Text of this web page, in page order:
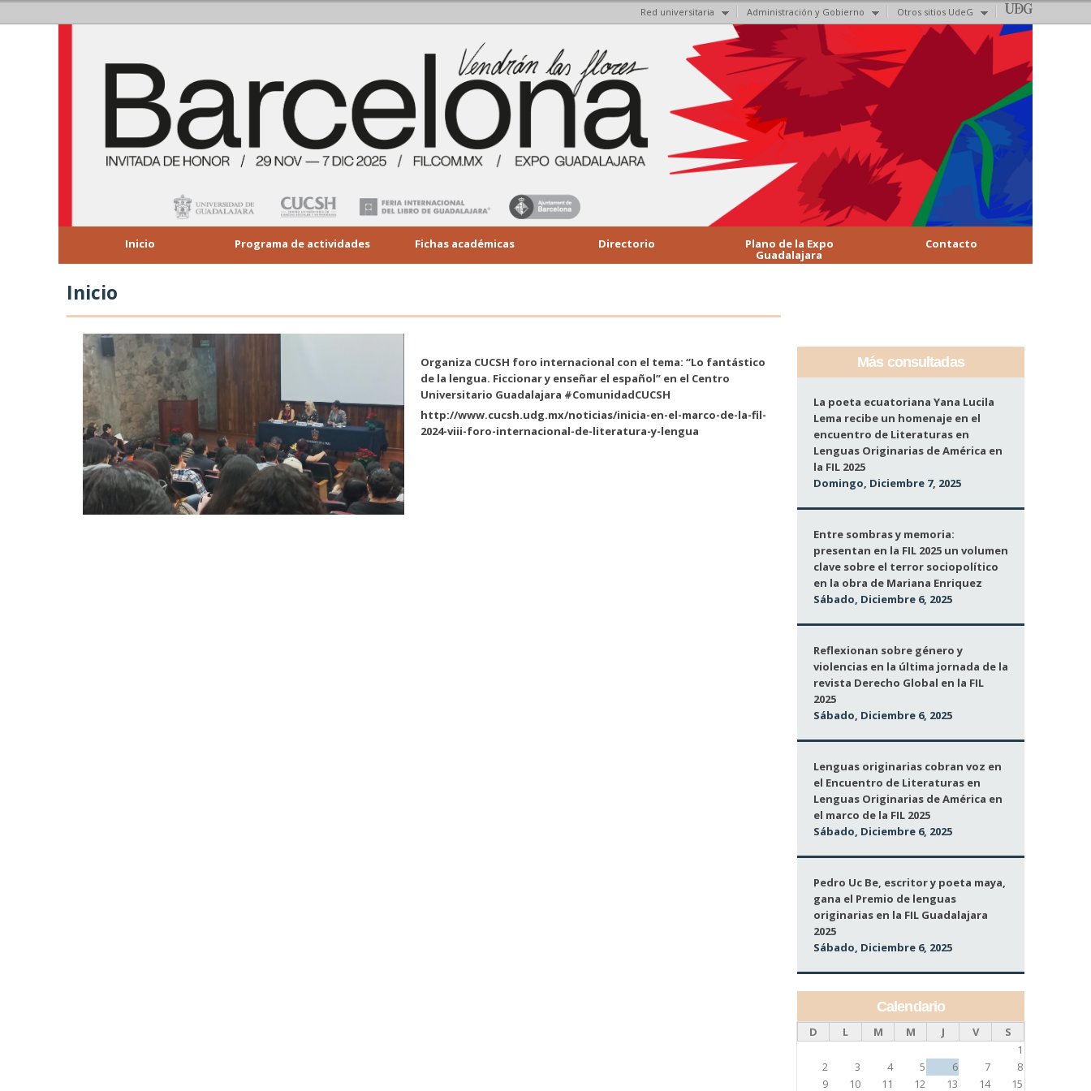
Red universitaria Administración y Gobierno Otros sitios UdeG
contenido
principal
Inicio Programa de actividades Fichas académicas Directorio Plano de la Expo
Guadalajara
Contacto
Se encuentra usted aquí
Inicio
Organiza CUCSH foro internacional con el tema: “Lo fantástico
de la lengua. Ficcionar y enseñar el español” en el Centro
Universitario Guadalajara #ComunidadCUCSH
http://www.cucsh.udg.mx/noticias/inicia-en-el-marco-de-la-fil-
2024-viii-foro-internacional-de-literatura-y-lengua
Más consultadas
La poeta ecuatoriana Yana Lucila
Lema recibe un homenaje en el
encuentro de Literaturas en
Lenguas Originarias de América en
la FIL 2025
Domingo, Diciembre 7, 2025
Entre sombras y memoria:
presentan en la FIL 2025 un volumen
clave sobre el terror sociopolítico
en la obra de Mariana Enriquez
Sábado, Diciembre 6, 2025
Reflexionan sobre género y
violencias en la última jornada de la
revista Derecho Global en la FIL
2025
Sábado, Diciembre 6, 2025
Lenguas originarias cobran voz en
el Encuentro de Literaturas en
Lenguas Originarias de América en
el marco de la FIL 2025
Sábado, Diciembre 6, 2025
Pedro Uc Be, escritor y poeta maya,
gana el Premio de lenguas
originarias en la FIL Guadalajara
2025
Sábado, Diciembre 6, 2025
Calendario
D L M M J V
S
1
2
3 4 5 6 7
8
9
10 11 12 13 14 15